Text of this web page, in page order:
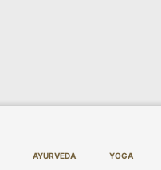
AYURVEDA YOGA